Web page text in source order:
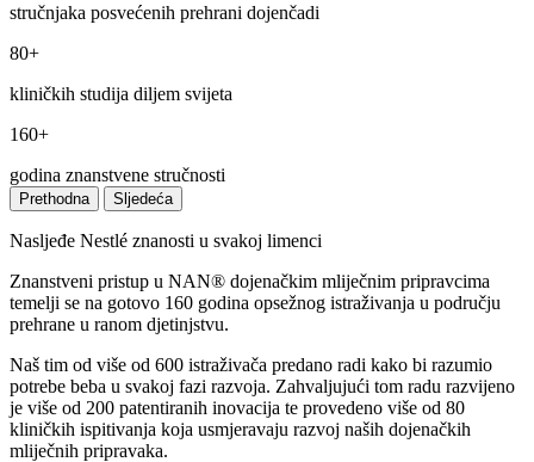
stručnjaka posvećenih prehrani dojenčadi
80+
kliničkih studija diljem svijeta
160+
godina znanstvene stručnosti
Prethodna Sljedeća
Nasljeđe Nestlé znanosti u svakoj limenci
Znanstveni pristup u NAN® dojenačkim mliječnim pripravcima
temelji se na gotovo 160 godina opsežnog istraživanja u području
prehrane u ranom djetinjstvu.
Naš tim od više od 600 istraživača predano radi kako bi razumio
potrebe beba u svakoj fazi razvoja. Zahvaljujući tom radu razvijeno
je više od 200 patentiranih inovacija te provedeno više od 80
kliničkih ispitivanja koja usmjeravaju razvoj naših dojenačkih
mliječnih pripravaka.